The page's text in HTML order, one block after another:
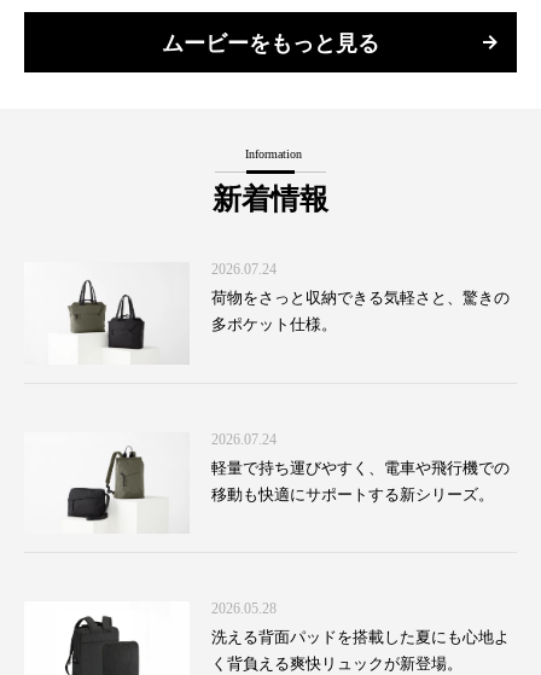
ムービーをもっと見る
Information
新着情報
2026.07.24
荷物をさっと収納できる気軽さと、驚きの
多ポケット仕様。
2026.07.24
軽量で持ち運びやすく、電車や飛行機での
移動も快適にサポートする新シリーズ。
2026.05.28
洗える背面パッドを搭載した夏にも心地よ
く背負える爽快リュックが新登場。